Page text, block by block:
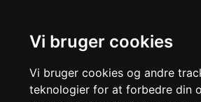
Vi bruger cookies
Vi bruger cookies og andre
teknologier for at forbedre din